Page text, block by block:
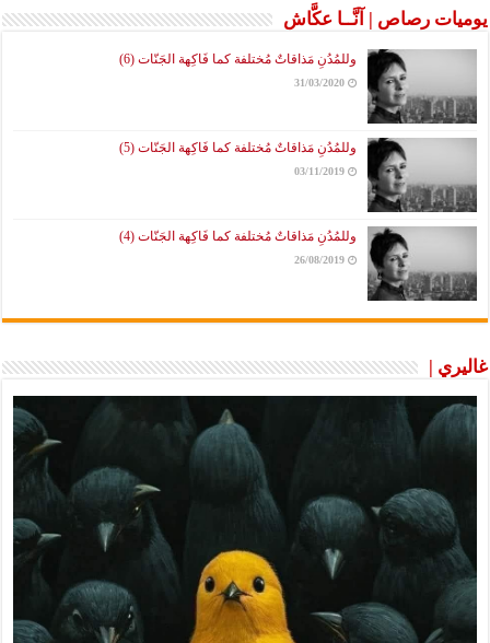
يوميات رصاص | آنَّــا عكَّاش
وللمُدُنِ مَذاقاتٌ مُختلفة كما فَاكِهة الجَنّات (6)
31/03/2020
وللمُدُنِ مَذاقاتٌ مُختلفة كما فَاكِهة الجَنّات (5)
03/11/2019
وللمُدُنِ مَذاقاتٌ مُختلفة كما فَاكِهة الجَنّات (4)
26/08/2019
غاليري |